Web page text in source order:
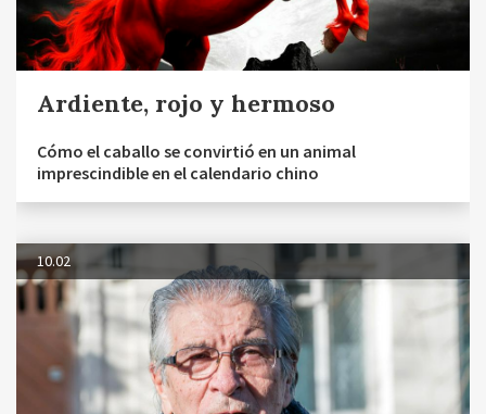
Ardiente, rojo y hermoso
Cómo el caballo se convirtió en un animal
imprescindible en el calendario chino
10.02